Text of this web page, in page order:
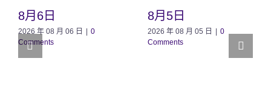
8月6日
2026 年 08 月 06 日
0
Comments
8月5日
2026 年 08 月 05 日
0
Comments